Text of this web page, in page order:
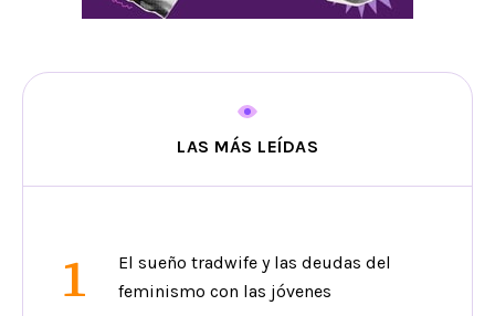
LAS MÁS LEÍDAS
1
El sueño tradwife y las deudas del
feminismo con las jóvenes